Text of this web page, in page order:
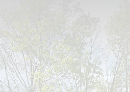
Sport + Bewegung